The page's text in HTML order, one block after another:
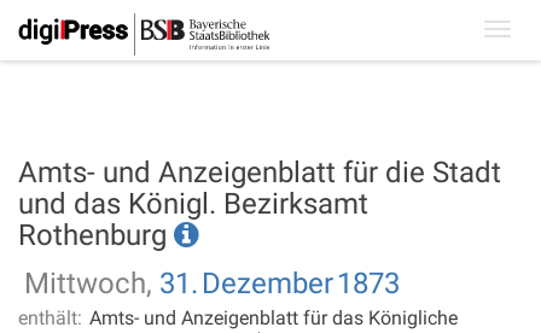
Amts- und Anzeigenblatt für die Stadt
und das Königl. Bezirksamt
Rothenburg
Mittwoch, 31. Dezember1873
enthält: Amts- und Anzeigenblatt für das Königliche